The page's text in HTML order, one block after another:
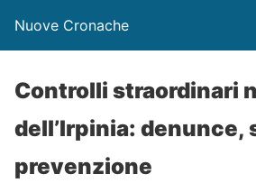
Nuove Cronache
Controlli straordinari
dell’Irpinia: denunce,
prevenzione